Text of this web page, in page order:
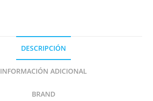
DESCRIPCIÓN
INFORMACIÓN ADICIONAL
BRAND